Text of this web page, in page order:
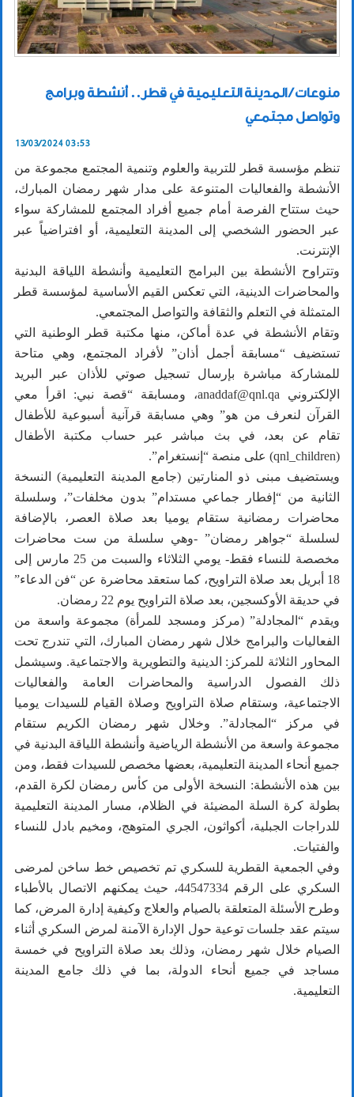
منوعات / المدينة التعليمية في قطر.. أنشطة وبرامج
وتواصل مجتمعي
13/03/2024 03:53
تنظم مؤسسة قطر للتربية والعلوم وتنمية المجتمع مجموعة من
الأنشطة والفعاليات المتنوعة على مدار شهر رمضان المبارك،
حيث ستتاح الفرصة أمام جميع أفراد المجتمع للمشاركة سواء
عبر الحضور الشخصي إلى المدينة التعليمية، أو افتراضياً عبر
الإنترنت.
وتتراوح الأنشطة بين البرامج التعليمية وأنشطة اللياقة البدنية
والمحاضرات الدينية، التي تعكس القيم الأساسية لمؤسسة قطر
المتمثلة في التعلم والثقافة والتواصل المجتمعي.
وتقام الأنشطة في عدة أماكن، منها مكتبة قطر الوطنية التي
تستضيف “مسابقة أجمل أذان” لأفراد المجتمع، وهي متاحة
للمشاركة مباشرة بإرسال تسجيل صوتي للأذان عبر البريد
الإلكتروني anaddaf@qnl.qa، ومسابقة “قصة نبي: اقرأ معي
القرآن لنعرف من هو” وهي مسابقة قرآنية أسبوعية للأطفال
تقام عن بعد، في بث مباشر عبر حساب مكتبة الأطفال
(qnl_children) على منصة “إنستغرام”.
ويستضيف مبنى ذو المنارتين (جامع المدينة التعليمية) النسخة
الثانية من “إفطار جماعي مستدام” بدون مخلفات”، وسلسلة
محاضرات رمضانية ستقام يوميا بعد صلاة العصر، بالإضافة
لسلسلة “جواهر رمضان” -وهي سلسلة من ست محاضرات
مخصصة للنساء فقط- يومي الثلاثاء والسبت من 25 مارس إلى
18 أبريل بعد صلاة التراويح، كما ستعقد محاضرة عن “فن الدعاء”
في حديقة الأوكسجين، بعد صلاة التراويح يوم 22 رمضان.
ويقدم “المجادلة” (مركز ومسجد للمرأة) مجموعة واسعة من
الفعاليات والبرامج خلال شهر رمضان المبارك، التي تندرج تحت
المحاور الثلاثة للمركز: الدينية والتطويرية والاجتماعية. وسيشمل
ذلك الفصول الدراسية والمحاضرات العامة والفعاليات
الاجتماعية، وستقام صلاة التراويح وصلاة القيام للسيدات يوميا
في مركز “المجادلة”. وخلال شهر رمضان الكريم ستقام
مجموعة واسعة من الأنشطة الرياضية وأنشطة اللياقة البدنية في
جميع أنحاء المدينة التعليمية، بعضها مخصص للسيدات فقط، ومن
بين هذه الأنشطة: النسخة الأولى من كأس رمضان لكرة القدم،
بطولة كرة السلة المضيئة في الظلام، مسار المدينة التعليمية
للدراجات الجبلية، أكواثون، الجري المتوهج، ومخيم بادل للنساء
والفتيات.
وفي الجمعية القطرية للسكري تم تخصيص خط ساخن لمرضى
السكري على الرقم 44547334، حيث يمكنهم الاتصال بالأطباء
وطرح الأسئلة المتعلقة بالصيام والعلاج وكيفية إدارة المرض، كما
سيتم عقد جلسات توعية حول الإدارة الآمنة لمرض السكري أثناء
الصيام خلال شهر رمضان، وذلك بعد صلاة التراويح في خمسة
مساجد في جميع أنحاء الدولة، بما في ذلك جامع المدينة
التعليمية.